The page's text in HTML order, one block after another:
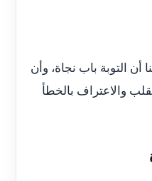
التوبة باب نجاة، وأن
والاعتراف بالخطأ